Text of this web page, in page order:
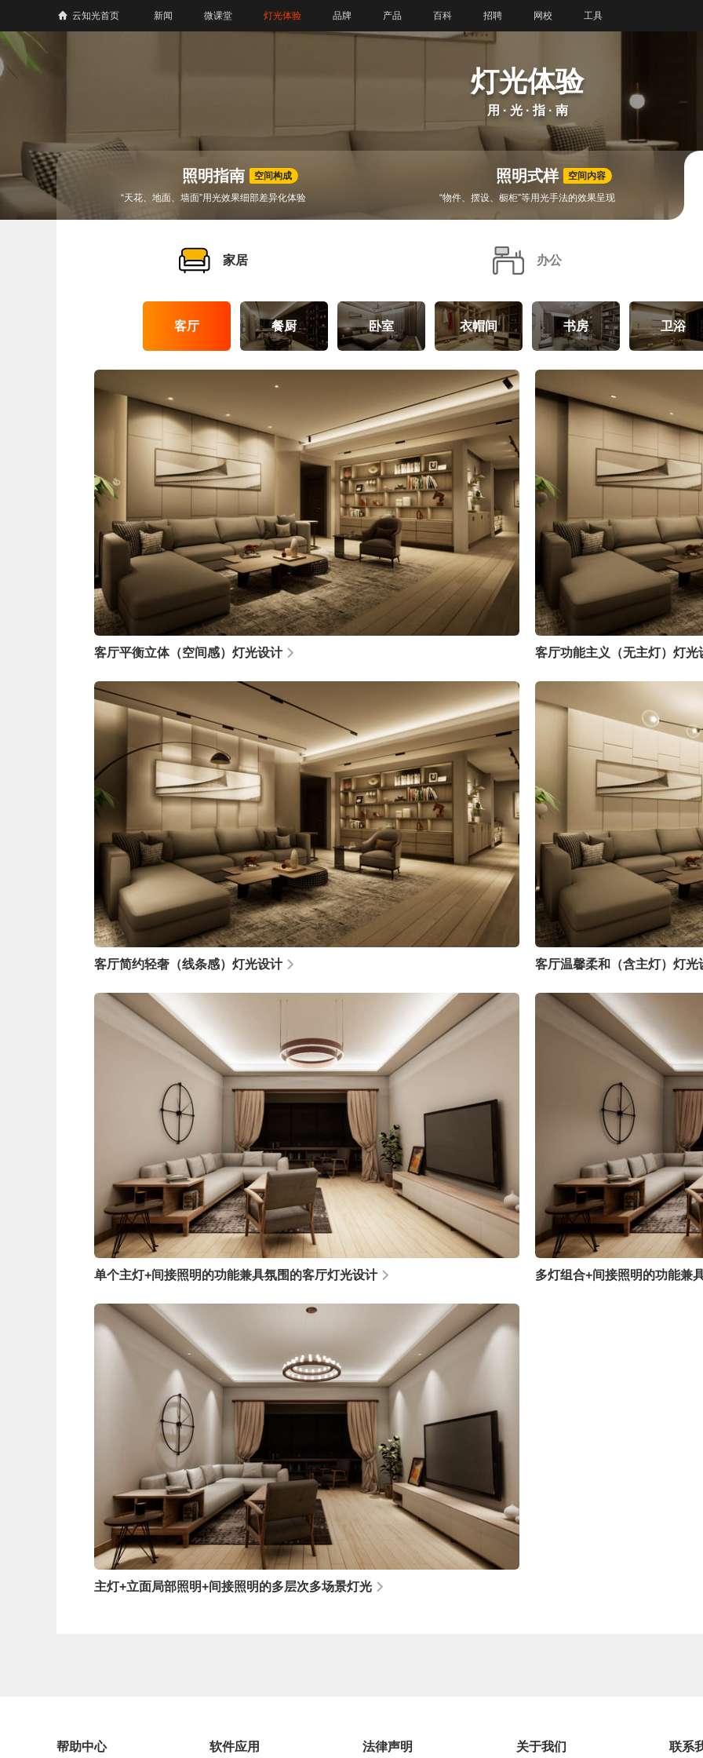
云知光首页 新闻 微课堂 灯光体验 品牌 产品 百科 招聘 网校 工具
灯光体验
用 · 光 · 指 · 南
照明指南
空间构成
“天花、地面、墙面”用光效果细部差异化体验
照明式样
空间内容
“物件、摆设、橱柜”等用光手法的效果呈现
家居 办公
客厅 餐厨 卧室 衣帽间 书房 卫浴
客厅平衡立体（空间感）灯光设计 客厅功能主义（无主灯）灯光
客厅简约轻奢（线条感）灯光设计 客厅温馨柔和（含主灯）灯光
单个主灯+间接照明的功能兼具氛围的客厅灯光设计 多灯组合+间接照明的功能兼
主灯+立面局部照明+间接照明的多层次多场景灯光
帮助中心 软件应用 法律声明 关于我们 联系